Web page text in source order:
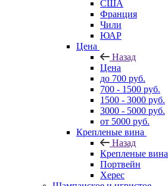
США
Франция
Чили
ЮАР
Цена
Назад
Цена
до 700 руб.
700 - 1500 руб.
1500 - 3000 руб.
3000 - 5000 руб.
от 5000 руб.
Крепленые вина
Назад
Крепленые вина
Портвейн
Херес